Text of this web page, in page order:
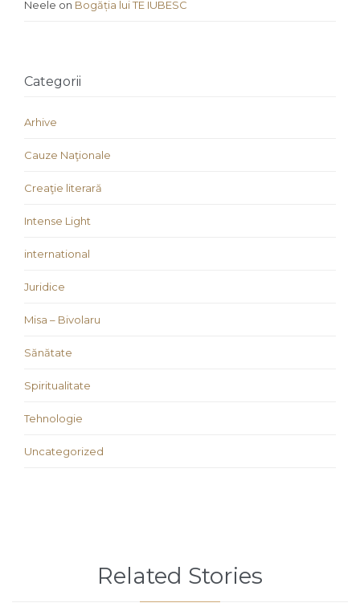
Neele on Bogăția lui TE IUBESC
Categorii
Arhive
Cauze Naţionale
Creaţie literară
Intense Light
international
Juridice
Misa – Bivolaru
Sănătate
Spiritualitate
Tehnologie
Uncategorized
Related Stories